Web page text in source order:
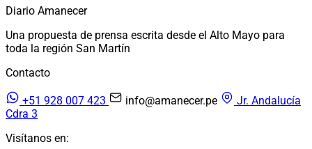
Diario Amanecer
Una propuesta de prensa escrita desde el Alto Mayo para
toda la región San Martín
Contacto
+51 928 007 423 info@amanecer.pe
Jr. Andalucía
Cdra 3
Visítanos en: